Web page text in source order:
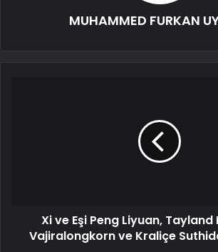
MUHAMMED FURKAN
Xi ve Eşi Peng Liyuan, Tayland
Vajiralongkorn ve Kraliçe